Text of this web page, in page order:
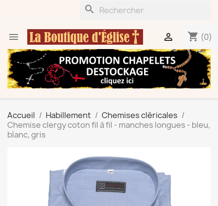
search
 shopping_cart (0)

Accueil Habillement
Chemises cléricales
Chemise clergy coton fil à fil - manches longues - bleu,
blanc, gris